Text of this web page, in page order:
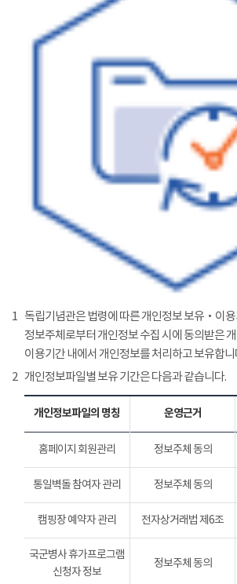
1 독립기념관은 법령에 따른 개인정보 보유‧이
정보주체로부터 개인정보 수집 시에 동의받은
이용기간 내에서 개인정보를 처리하고 보유합니
2 개인정보파일별 보유 기간은 다음과 같습니다.
개인정보파일의 명칭 운영근거
홈페이지 회원관리 정보주체 동의
통일벽돌 참여자 관리 정보주체 동의
캠핑장 예약자 관리 전자상거래법 제6조
국군병사 휴가프로그램
신청자 정보
정보주체 동의